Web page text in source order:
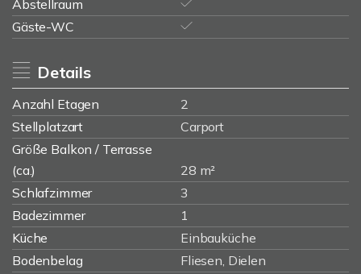
Abstellraum
Gäste-WC
Details
Anzahl Etagen
2
Stellplatzart
Carport
Größe Balkon / Terrasse
(ca.)
28 m²
Schlafzimmer
3
Badezimmer
1
Küche
Einbauküche
Bodenbelag
Fliesen, Dielen